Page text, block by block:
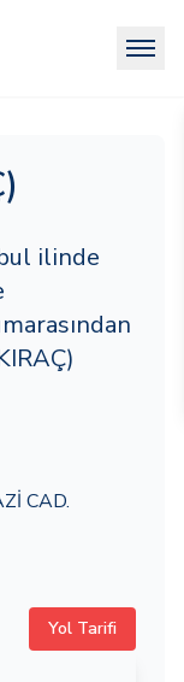
ilinde
CAD.
Yol Tarifi